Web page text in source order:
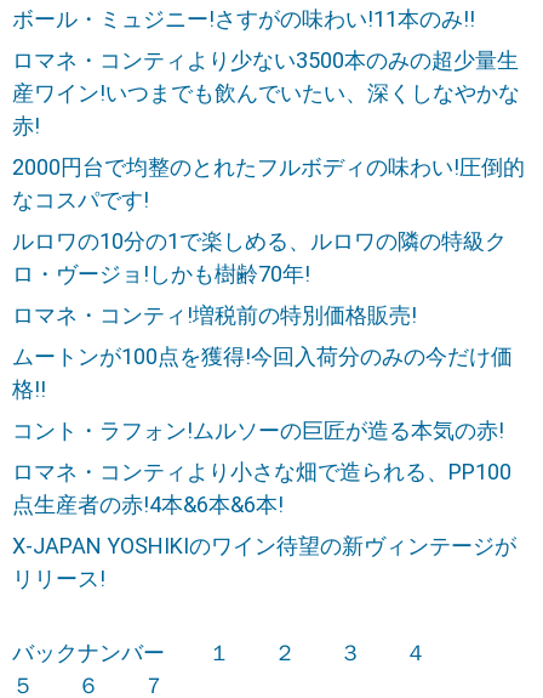
ボール・ミュジニー!さすがの味わい!11本のみ!!
ロマネ・コンティより少ない3500本のみの超少量生
産ワイン!いつまでも飲んでいたい、深くしなやかな
赤!
2000円台で均整のとれたフルボディの味わい!圧倒的
なコスパです!
ルロワの10分の1で楽しめる、ルロワの隣の特級ク
ロ・ヴージョ!しかも樹齢70年!
ロマネ・コンティ!増税前の特別価格販売!
ムートンが100点を獲得!今回入荷分のみの今だけ価
格!!
コント・ラフォン!ムルソーの巨匠が造る本気の赤!
ロマネ・コンティより小さな畑で造られる、PP100
点生産者の赤!4本&6本&6本!
X-JAPAN YOSHIKIのワイン待望の新ヴィンテージが
リリース!
バックナンバー １ ２ ３
４
５
６ ７